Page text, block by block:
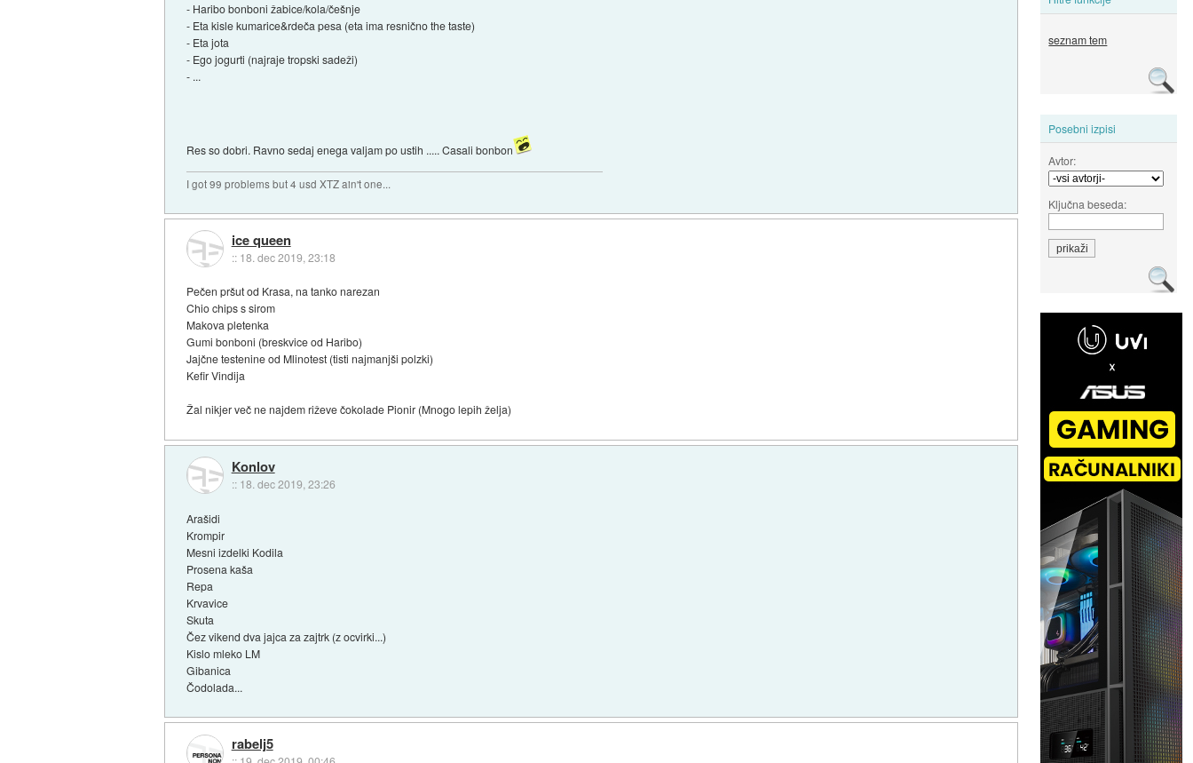
seznam tem
Posebni izpisi
Avtor:
Ključna beseda:
- Haribo bonboni žabice/kola/češnje
- Eta kisle kumarice&rdeča pesa (eta ima resnično the taste)
- Eta jota
- Ego jogurti (najraje tropski sadeži)
- ...
Res so dobri. Ravno sedaj enega valjam po ustih ..... Casali bonbon
I got 99 problems but 4 usd XTZ ain't one...
ice queen
:: 18. dec 2019, 23:18
Pečen pršut od Krasa, na tanko narezan
Chio chips s sirom
Makova pletenka
Gumi bonboni (breskvice od Haribo)
Jajčne testenine od Mlinotest (tisti najmanjši polzki)
Kefir Vindija
Žal nikjer več ne najdem riževe čokolade Pionir (Mnogo lepih želja)
Konlov
:: 18. dec 2019, 23:26
Arašidi
Krompir
Mesni izdelki Kodila
Prosena kaša
Repa
Krvavice
Skuta
Čez vikend dva jajca za zajtrk (z ocvirki...)
Kislo mleko LM
Gibanica
Čodolada...
rabelj5